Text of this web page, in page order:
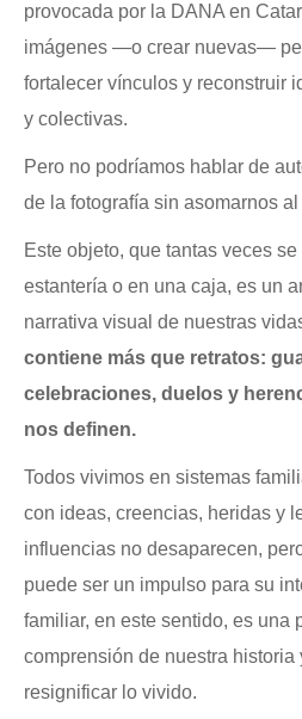
provocada por la DANA en
imágenes —o crear nuevas—
fortalecer vínculos y reconstruir
y colectivas.
Pero no podríamos hablar de
de la fotografía sin asomarnos
Este objeto, que tantas veces
estantería o en una caja, es un
narrativa visual de nuestras
contiene más que retratos:
celebraciones, duelos y
nos definen.
Todos vivimos en sistemas
con ideas, creencias, heridas y
influencias no desaparecen,
puede ser un impulso para su
familiar, en este sentido, es una
comprensión de nuestra historia
resignificar lo vivido.